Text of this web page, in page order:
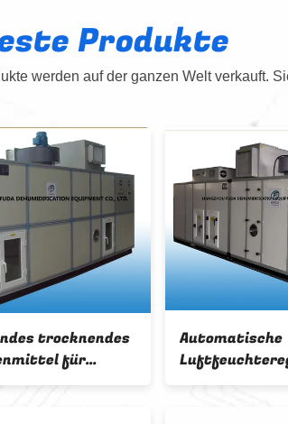
Produkte
werden auf der ganzen Welt verkauft.
SPS-
AHU-Umbau-
Rotor-Kieselgel-
für ≤ 20%